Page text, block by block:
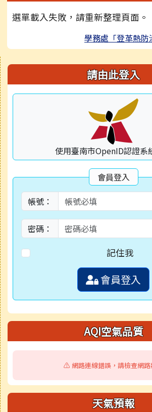
選單載入失敗，請重新整理頁面。
學務處「登革熱
右邊區域內容 請由此登入
使用臺南市OpenID認證系
會員登入
帳號：
密碼：
記住我
會員登入
AQI空氣品質
⚠️ 網路連線錯誤，請檢查網路
天氣預報